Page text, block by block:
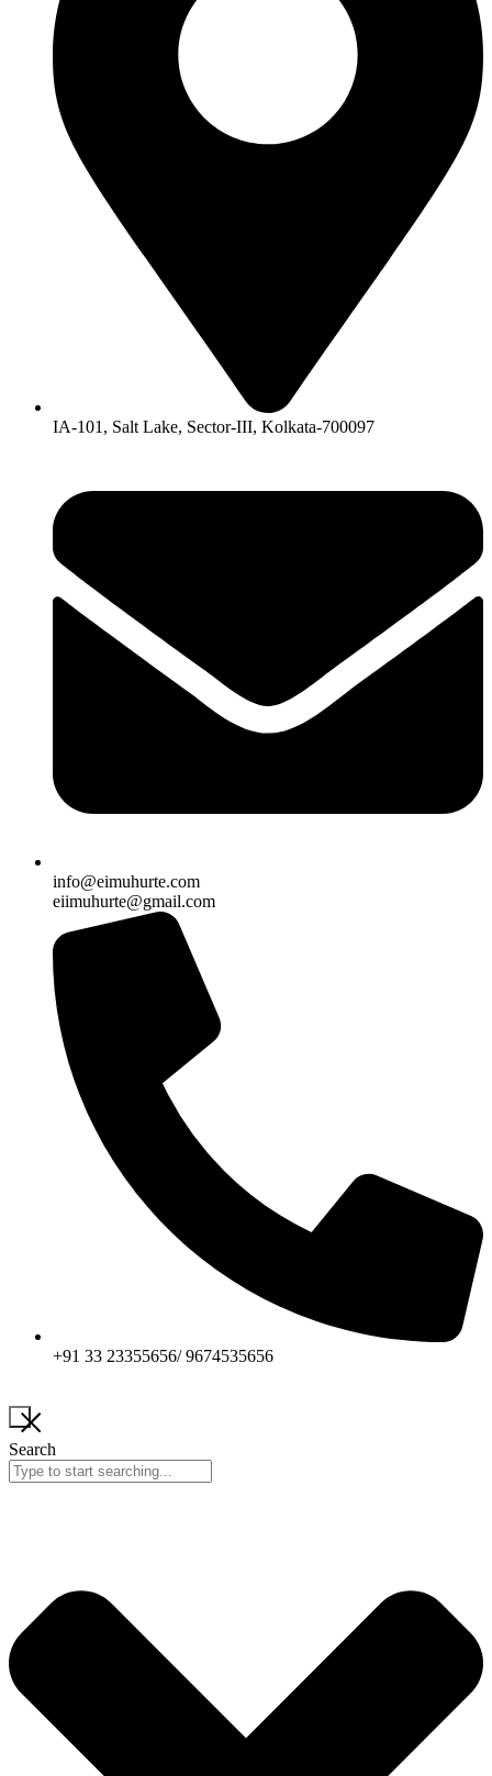
IA-101, Salt Lake, Sector-III, Kolkata-700097
info@eimuhurte.com
eiimuhurte@gmail.com
+91 33 23355656/ 9674535656
Search